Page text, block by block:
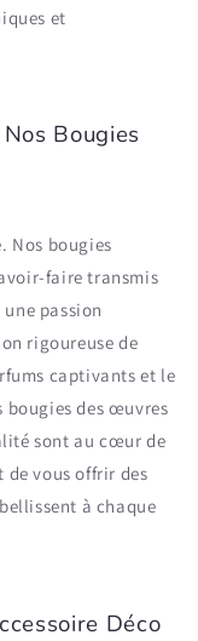
et
Bougies
Nos bougies
faire transmis
passion
rigoureuse de
captivants et le
bougies des œuvres
sont au cœur de
de vous offrir des
à chaque
Déco